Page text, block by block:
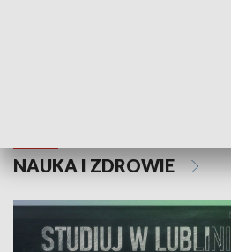
NAUKA I ZDROWIE